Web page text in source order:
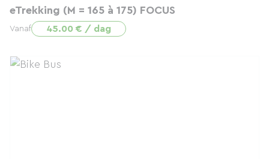
eTrekking (M = 165 à 175) FOCUS
Vanaf 45.00 € / dag